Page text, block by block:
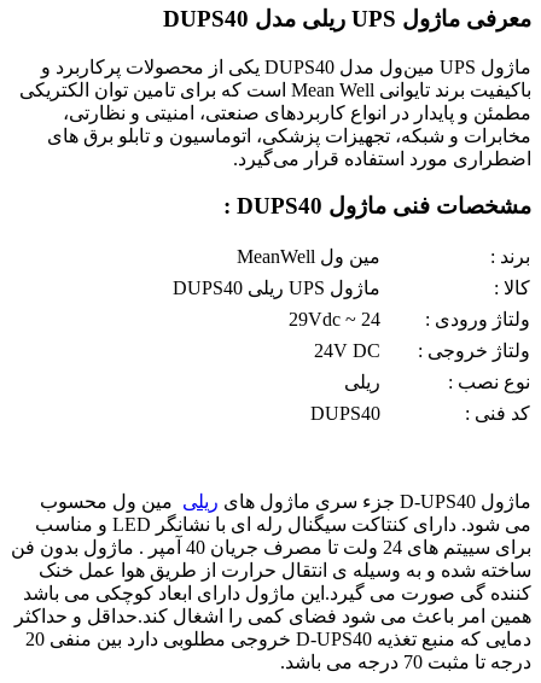
معرفی ماژول UPS ریلی مدل DUPS40
ماژول UPS مین‌ول مدل DUPS40 یکی از محصولات پرکاربرد و
باکیفیت برند تایوانی Mean Well است که برای تامین توان الکتریکی
مطمئن و پایدار در انواع کاربردهای صنعتی، امنیتی و نظارتی،
مخابرات و شبکه، تجهیزات پزشکی، اتوماسیون و تابلو برق های
اضطراری مورد استفاده قرار می‌گیرد.
مشخصات فنی ماژول DUPS40 :
برند :
مین ول MeanWell
کالا :
ماژول UPS ریلی DUPS40
ولتاژ ورودی :
24 ~ 29Vdc
ولتاژ خروجی :
24V DC
نوع نصب :
ریلی
کد فنی :
DUPS40
ماژول D-UPS40 جزء سری ماژول های ریلی مین ول محسوب
می شود. دارای کنتاکت سیگنال رله ای با نشانگر LED و مناسب
برای سییتم های 24 ولت تا مصرف جریان 40 آمپر . ماژول بدون فن
ساخته شده و به وسیله ی انتقال حرارت از طریق هوا عمل خنک
کننده گی صورت می گیرد.این ماژول دارای ابعاد کوچکی می باشد
همین امر باعث می شود فضای کمی را اشغال کند.حداقل و حداکثر
دمایی که منبع تغذیه D-UPS40 خروجی مطلوبی دارد بین منفی 20
درجه تا مثبت 70 درجه می باشد.